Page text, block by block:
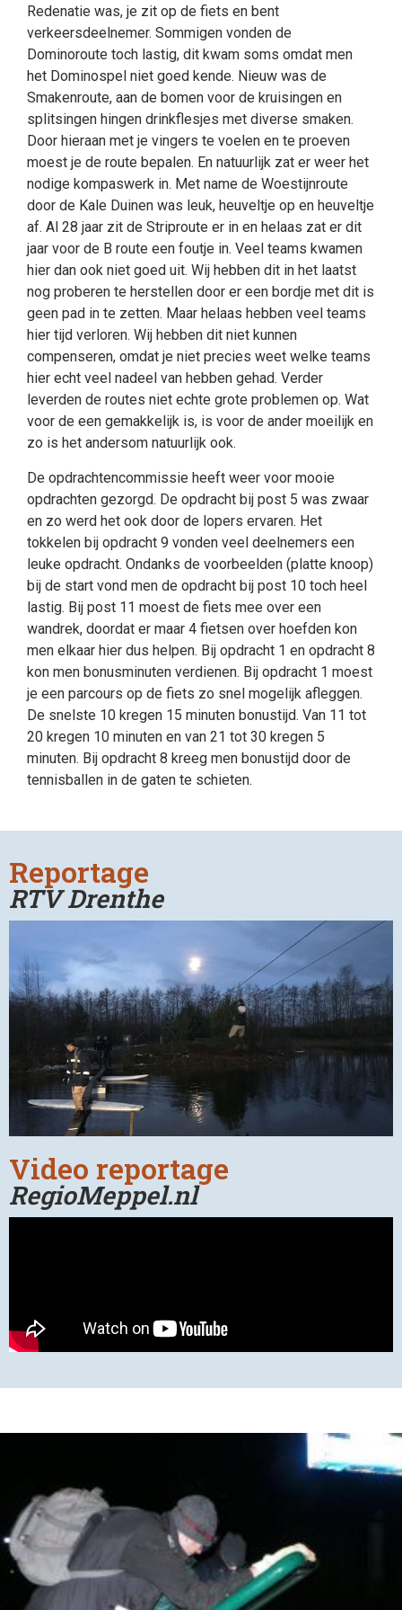
Redenatie was, je zit op de fiets en bent
verkeersdeelnemer. Sommigen vonden de
Dominoroute toch lastig, dit kwam soms omdat men
het Dominospel niet goed kende. Nieuw was de
Smakenroute, aan de bomen voor de kruisingen en
splitsingen hingen drinkflesjes met diverse smaken.
Door hieraan met je vingers te voelen en te proeven
moest je de route bepalen. En natuurlijk zat er weer het
nodige kompaswerk in. Met name de Woestijnroute
door de Kale Duinen was leuk, heuveltje op en heuveltje
af. Al 28 jaar zit de Striproute er in en helaas zat er dit
jaar voor de B route een foutje in. Veel teams kwamen
hier dan ook niet goed uit. Wij hebben dit in het laatst
nog proberen te herstellen door er een bordje met dit is
geen pad in te zetten. Maar helaas hebben veel teams
hier tijd verloren. Wij hebben dit niet kunnen
compenseren, omdat je niet precies weet welke teams
hier echt veel nadeel van hebben gehad. Verder
leverden de routes niet echte grote problemen op. Wat
voor de een gemakkelijk is, is voor de ander moeilijk en
zo is het andersom natuurlijk ook.
De opdrachtencommissie heeft weer voor mooie
opdrachten gezorgd. De opdracht bij post 5 was zwaar
en zo werd het ook door de lopers ervaren. Het
tokkelen bij opdracht 9 vonden veel deelnemers een
leuke opdracht. Ondanks de voorbeelden (platte knoop)
bij de start vond men de opdracht bij post 10 toch heel
lastig. Bij post 11 moest de fiets mee over een
wandrek, doordat er maar 4 fietsen over hoefden kon
men elkaar hier dus helpen. Bij opdracht 1 en opdracht 8
kon men bonusminuten verdienen. Bij opdracht 1 moest
je een parcours op de fiets zo snel mogelijk afleggen.
De snelste 10 kregen 15 minuten bonustijd. Van 11 tot
20 kregen 10 minuten en van 21 tot 30 kregen 5
minuten. Bij opdracht 8 kreeg men bonustijd door de
tennisballen in de gaten te schieten.
Reportage
RTV Drenthe
Video reportage
RegioMeppel.nl